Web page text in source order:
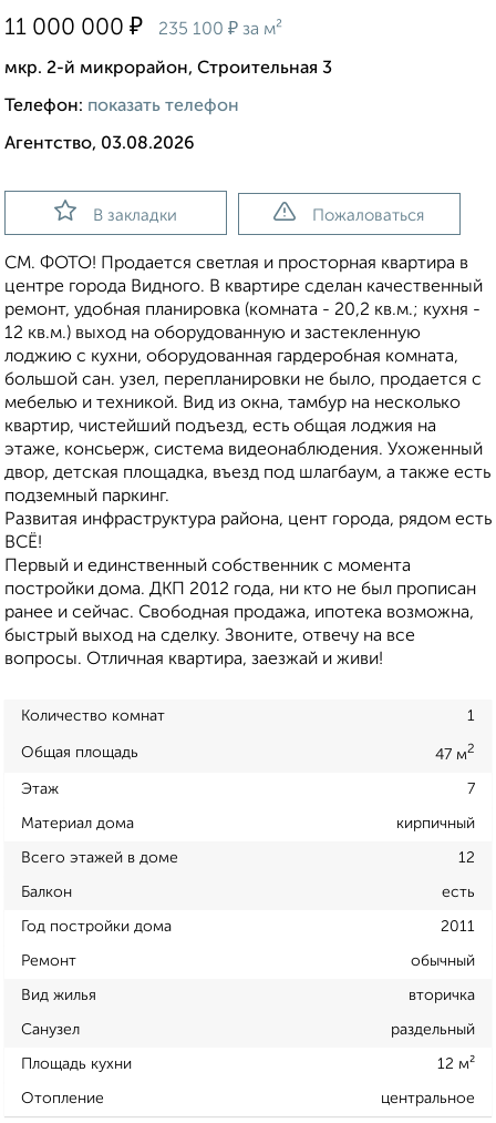
11 000 000 ₽ 235 100 ₽ за м²
мкр. 2-й микрорайон, Строительная 3
Телефон: показать телефон
Агентство, 03.08.2026
В закладки Пожаловаться
СМ. ФОТО! Продается светлая и просторная квартира в
центре города Видного. В квартире сделан качественный
ремонт, удобная планировка (комната - 20,2 кв.м.; кухня -
12 кв.м.) выход на оборудованную и застекленную
лоджию с кухни, оборудованная гардеробная комната,
большой сан. узел, перепланировки не было, продается с
мебелью и техникой. Вид из окна, тамбур на несколько
квартир, чистейший подъезд, есть общая лоджия на
этаже, консьерж, система видеонаблюдения. Ухоженный
двор, детская площадка, въезд под шлагбаум, а также есть
подземный паркинг.
Развитая инфраструктура района, цент города, рядом есть
ВСЁ!
Первый и единственный собственник с момента
постройки дома. ДКП 2012 года, ни кто не был прописан
ранее и сейчас. Свободная продажа, ипотека возможна,
быстрый выход на сделку. Звоните, отвечу на все
вопросы. Отличная квартира, заезжай и живи!
Количество комнат 1
Общая площадь 47 м2
Этаж 7
Материал дома кирпичный
Всего этажей в доме 12
Балкон есть
Год постройки дома 2011
Ремонт обычный
Вид жилья вторичка
Санузел раздельный
Площадь кухни 12 м²
Отопление центральное